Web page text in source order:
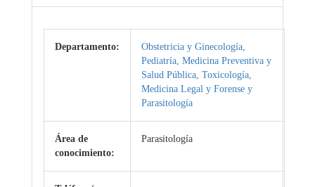
Departamento:
Obstetricia y Ginecología,
Pediatría, Medicina Preventiva y
Salud Pública, Toxicología,
Medicina Legal y Forense y
Parasitología
Área de
conocimiento:
Parasitología